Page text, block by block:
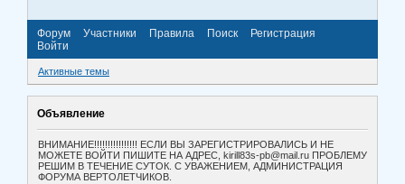
Форум Участники Правила Поиск
Регистрация
Войти
Активные темы
Объявление
ВНИМАНИЕ!!!!!!!!!!!!!!!! ЕСЛИ ВЫ ЗАРЕГИСТРИРОВАЛИСЬ И НЕ
МОЖЕТЕ ВОЙТИ ПИШИТЕ НА АДРЕС, kirill83s-pb@mail.ru ПРОБЛЕМУ
РЕШИМ В ТЕЧЕНИЕ СУТОК. С УВАЖЕНИЕМ, АДМИНИСТРАЦИЯ
ФОРУМА ВЕРТОЛЕТЧИКОВ.